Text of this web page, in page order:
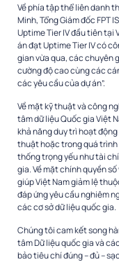
Về phía tập thể liên danh
Minh, Tổng Giám đốc FPT
Uptime Tier IV đầu tiên tại
án đạt Uptime Tier IV có
gian vừa qua, các chuyên
cường độ cao cùng các
các yêu cầu của dự án”.
Về mặt kỹ thuật và công
tâm dữ liệu Quốc gia Việt
khả năng duy trì hoạt
thuật hoặc trong quá trình
thống trọng yếu như tài
gia. Về mặt chính quyền
giúp Việt Nam giảm lệ
đáp ứng yêu cầu nghiêm
các cơ sở dữ liệu quốc gia.
Chúng tôi cam kết song
tâm Dữ liệu quốc gia và
bảo tiêu chí đúng – đủ –